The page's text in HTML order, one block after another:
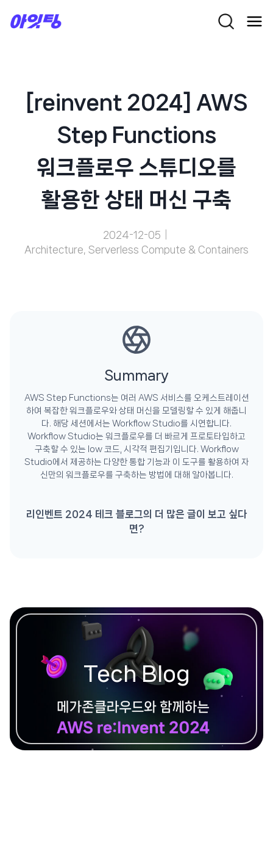
[reinvent 2024] AWS
Step Functions
워크플로우 스튜디오를
활용한 상태 머신 구축
2024-12-05
Architecture Serverless Compute & Containers
Summary
AWS Step Functions는 여러 AWS 서비스를 오케스트레이션
하여 복잡한 워크플로우와 상태 머신을 모델링할 수 있게 해줍니
다. 해당 세션에서는 Workflow Studio를 시연합니다.
Workflow Studio는 워크플로우를 더 빠르게 프로토타입하고
구축할 수 있는 low 코드, 시각적 편집기입니다. Workflow
Studio에서 제공하는 다양한 통합 기능과 이 도구를 활용하여 자
신만의 워크플로우를 구축하는 방법에 대해 알아봅니다.
리인벤트 2024 테크 블로그의 더 많은 글이 보고 싶다
면?
Tech Blog